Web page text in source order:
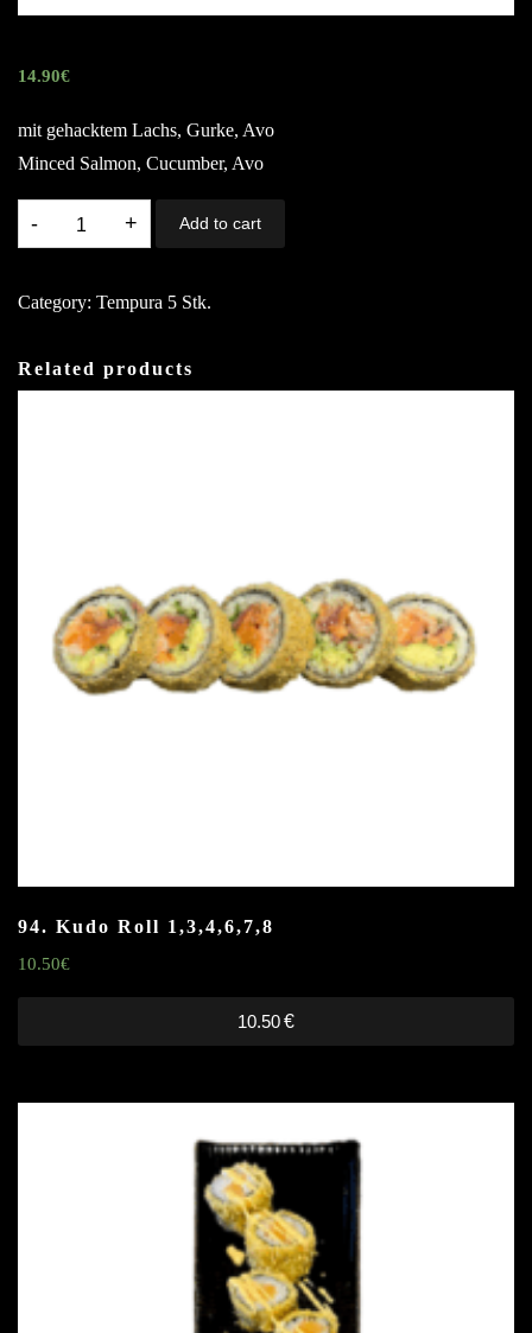
14.90€
mit gehacktem Lachs, Gurke, Avo
Minced Salmon, Cucumber, Avo
Goldmünzen
quantity
Add to cart
Category: Tempura 5 Stk.
Related products
94. Kudo Roll 1,3,4,6,7,8
10.50€
10.50€